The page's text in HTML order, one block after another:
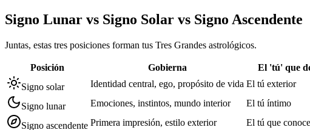
Signo Lunar vs Signo Solar vs Signo Ascendente
Juntas, estas tres posiciones forman tus Tres Grandes astrológicos.
Posición Gobierna El 'tú' que
Signo solar
Identidad central, ego, propósito de vida El tú exterior
Signo lunar Emociones, instintos, mundo interior El tú íntimo
Signo ascendente Primera impresión, estilo exterior El tú que